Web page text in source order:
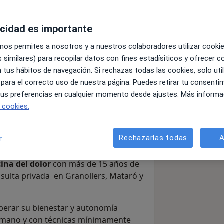
Enviar mensaje
precios Consultas Aseguradoras Opiniones
del dolor con más de 15 años de
privada en Granollers, Mataró y
su bienestar y autonomía
y con técnicas mínimamente
es importante
permites a nosotros y a nuestros colaboradores utilizar
similares) para recopilar datos con fines estadísiticos y ofrecer
tus hábitos de navegación. Si rechazas todas las cookies, solo
el correcto uso de nuestra página. Puedes retirar tu
preferencias en cualquier momento desde ajustes. Más
Rechazarlas todas